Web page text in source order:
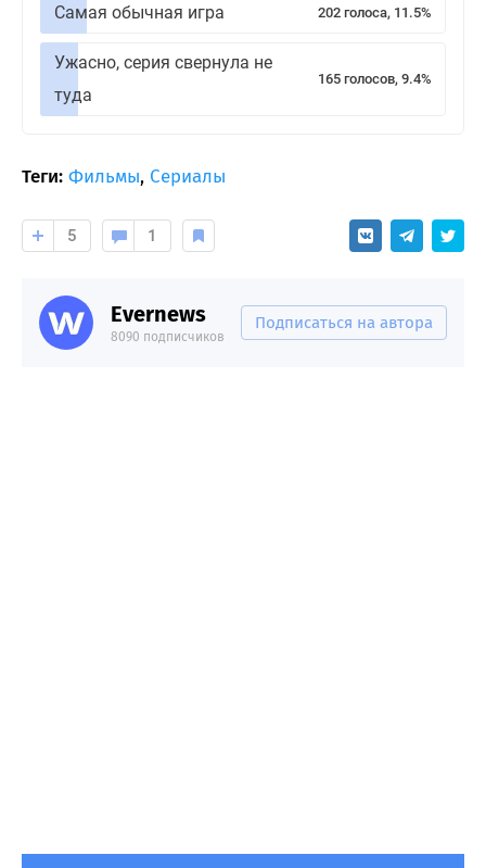
Самая обычная игра 202 голоса, 11.5%
Ужасно, серия свернула не
туда
165 голосов, 9.4%
Теги: Фильмы, Сериалы
5 1
Evernews
8090 подписчиков
Подписаться на автора